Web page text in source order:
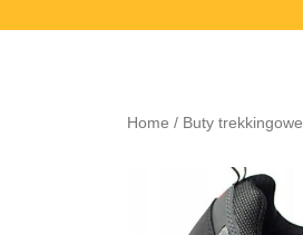
Home / Buty trekkingowe